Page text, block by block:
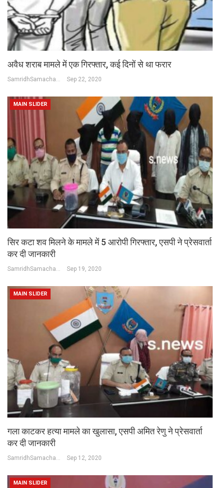
अवैध शराब मामले में एक गिरफ्तार, कई दिनों से था फरार
SamridhSamachar Desk Sep 22, 2020
MAIN SLIDER
सिर कटा शव मिलने के मामले में 5 आरोपी गिरफ्तार, एसपी ने प्रेसवार्ता
कर दी जानकारी
Sep 19, 2020
MAIN SLIDER
गला काटकर हत्या मामले का खुलासा, एसपी अमित रेणु ने प्रेसवार्ता
कर दी जानकारी
SamridhSamachar Desk Sep 12, 2020
MAIN SLIDER